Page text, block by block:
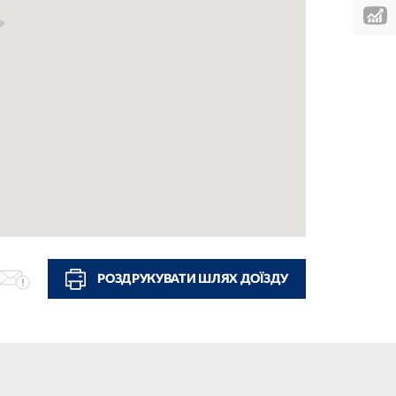
РОЗДРУКУВАТИ ШЛЯХ ДОЇЗДУ